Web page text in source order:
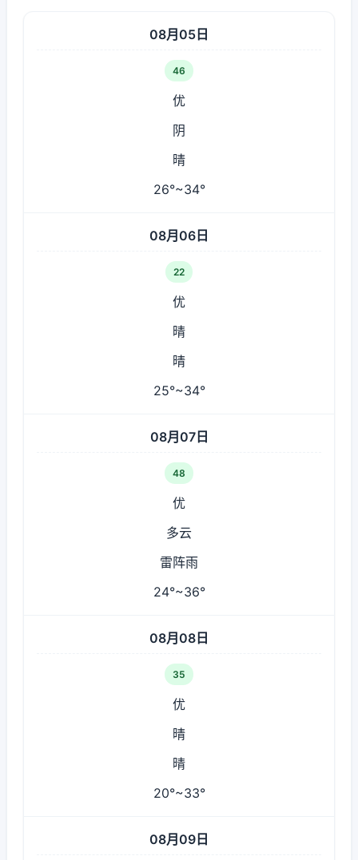
08月05日
46
优
阴
晴
26°~34°
08月06日
22
优
晴
晴
25°~34°
08月07日
48
优
多云
雷阵雨
24°~36°
08月08日
35
优
晴
晴
20°~33°
08月09日